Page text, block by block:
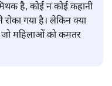
है, कोई न कोई कहानी
गया है। लेकिन क्या
जो महिलाओं को कमतर